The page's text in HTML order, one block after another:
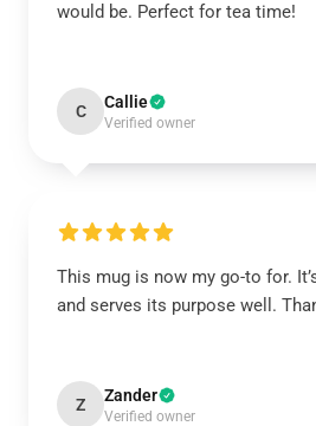
would be. Perfect for tea time!
C Callie
Verified owner
This mug is now my go-to for.
and serves its purpose well.
Z Zander
Verified owner